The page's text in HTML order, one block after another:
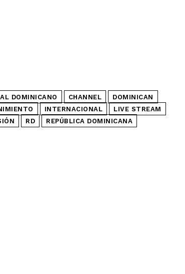
DOMINICANO CHANNEL
DOMINICAN
INTERNACIONAL
LIVE STREAM
RD
REPÚBLICA DOMINICANA